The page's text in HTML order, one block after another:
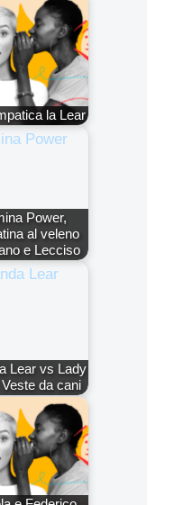
la Lear
Power,
al veleno
e Lecciso
Lear vs Lady
da cani